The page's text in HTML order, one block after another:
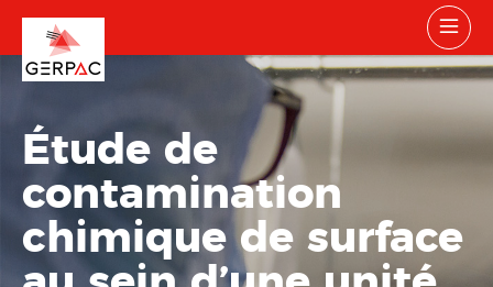
Étude de
contamination
chimique de surface